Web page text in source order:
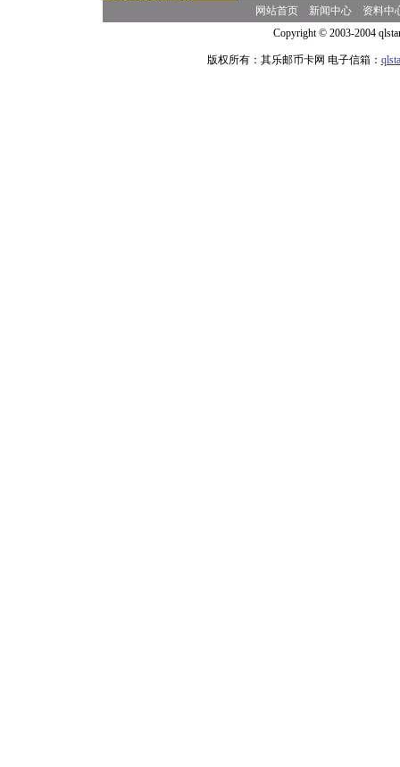
网站首页 新闻中心
资料中
Copyright © 2003-2004
版权所有：其乐邮币卡网 电子信箱：